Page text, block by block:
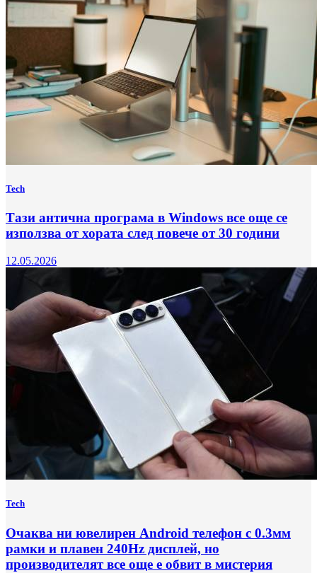
Tech
Тази антична програма в Windows все още се
използва от хората след повече от 30 години
12.05.2026
Tech
Очаква ни ювелирен Android телефон с 0.3мм
рамки и плавен 240Hz дисплей, но
производителят все още е обвит в мистерия